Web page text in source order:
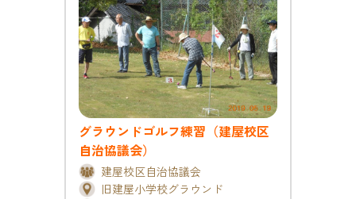
グラウンドゴルフ練習（建屋校区
自治協議会）
建屋校区自治協議会
旧建屋小学校グラウンド